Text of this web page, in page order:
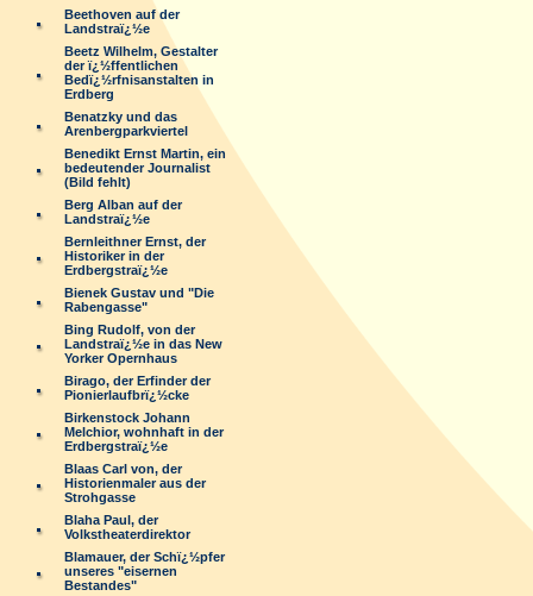
Beethoven auf der
Landstraï¿½e
Beetz Wilhelm, Gestalter
der ï¿½ffentlichen
Bedï¿½rfnisanstalten in
Erdberg
Benatzky und das
Arenbergparkviertel
Benedikt Ernst Martin, ein
bedeutender Journalist
(Bild fehlt)
Berg Alban auf der
Landstraï¿½e
Bernleithner Ernst, der
Historiker in der
Erdbergstraï¿½e
Bienek Gustav und "Die
Rabengasse"
Bing Rudolf, von der
Landstraï¿½e in das New
Yorker Opernhaus
Birago, der Erfinder der
Pionierlaufbrï¿½cke
Birkenstock Johann
Melchior, wohnhaft in der
Erdbergstraï¿½e
Blaas Carl von, der
Historienmaler aus der
Strohgasse
Blaha Paul, der
Volkstheaterdirektor
Blamauer, der Schï¿½pfer
unseres "eisernen
Bestandes"